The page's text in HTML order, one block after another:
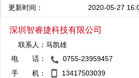
更新时间： 2020-05-27
深圳智睿捷科技有限公司
联系人：马凯雄
QQ：1904713496
电 话：
0755-23959457
手 机：
13417503039